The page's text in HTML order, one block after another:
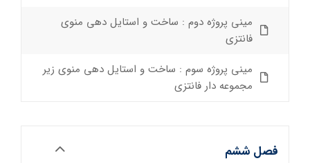
مینی پروژه دوم : ساخت و استایل دهی منوی
فانتزی
مینی پروژه سوم : ساخت و استایل دهی منوی زیر
مجموعه دار فانتزی
فصل ششم